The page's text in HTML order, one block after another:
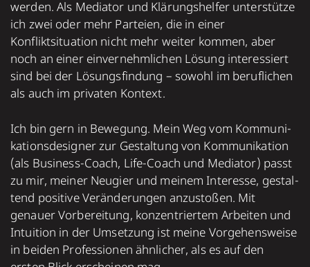
werden. Als Mediator und Klärungshelfer unterstütze
ich zwei oder mehr Parteien, die in einer
Konfliktsituation nicht mehr weiter kommen, aber
noch an einer einvernehmlichen Lösung interessiert
sind bei der Lösungsfindung – sowohl im beruflichen
als auch im privaten Kontext.
Ich bin gern in Bewe­gung. Mein Weg vom Kom­mu­ni­
ka­tions­­designer zur Gestal­tung von Kom­mu­ni­ka­tion
(als Business-Coach, Life-Coach und Mediator) passt
zu mir, meiner Neu­gier und mei­nem Inte­resse, gestal­
tend posi­tive Ver­ände­run­gen anzu­sto­ßen. Mit
genauer Vor­be­rei­tung, kon­zen­trier­tem Arbei­ten und
Intui­tion in der Umset­zung ist meine Vor­ge­hens­weise
in bei­den Pro­fes­sio­nen ähn­li­cher, als es auf den